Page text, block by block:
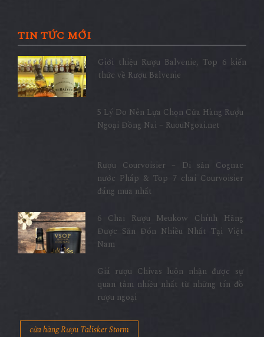
TIN TỨC MỚI
Giới thiệu Rượu Balvenie, Top 6 kiến
thức về Rượu Balvenie
5 Lý Do Nên Lựa Chọn Cửa Hàng Rượu
Ngoại Đồng Nai – RuouNgoai.net
Rượu Courvoisier – Di sản Cognac
nước Pháp & Top 7 chai Courvoisier
đáng mua nhất
6 Chai Rượu Meukow Chính Hãng
Được Săn Đón Nhiều Nhất Tại Việt
Nam
Giá rượu Chivas luôn nhận được sự
quan tâm nhiều nhất từ những tín đồ
rượu ngoại
cửa hàng Rượu Talisker Storm